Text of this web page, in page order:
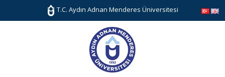
T.C. Aydın Adnan Menderes Üniversitesi